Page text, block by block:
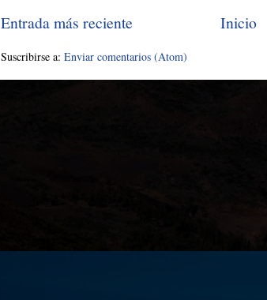
Entrada más reciente Inicio
Suscribirse a: Enviar comentarios (Atom)